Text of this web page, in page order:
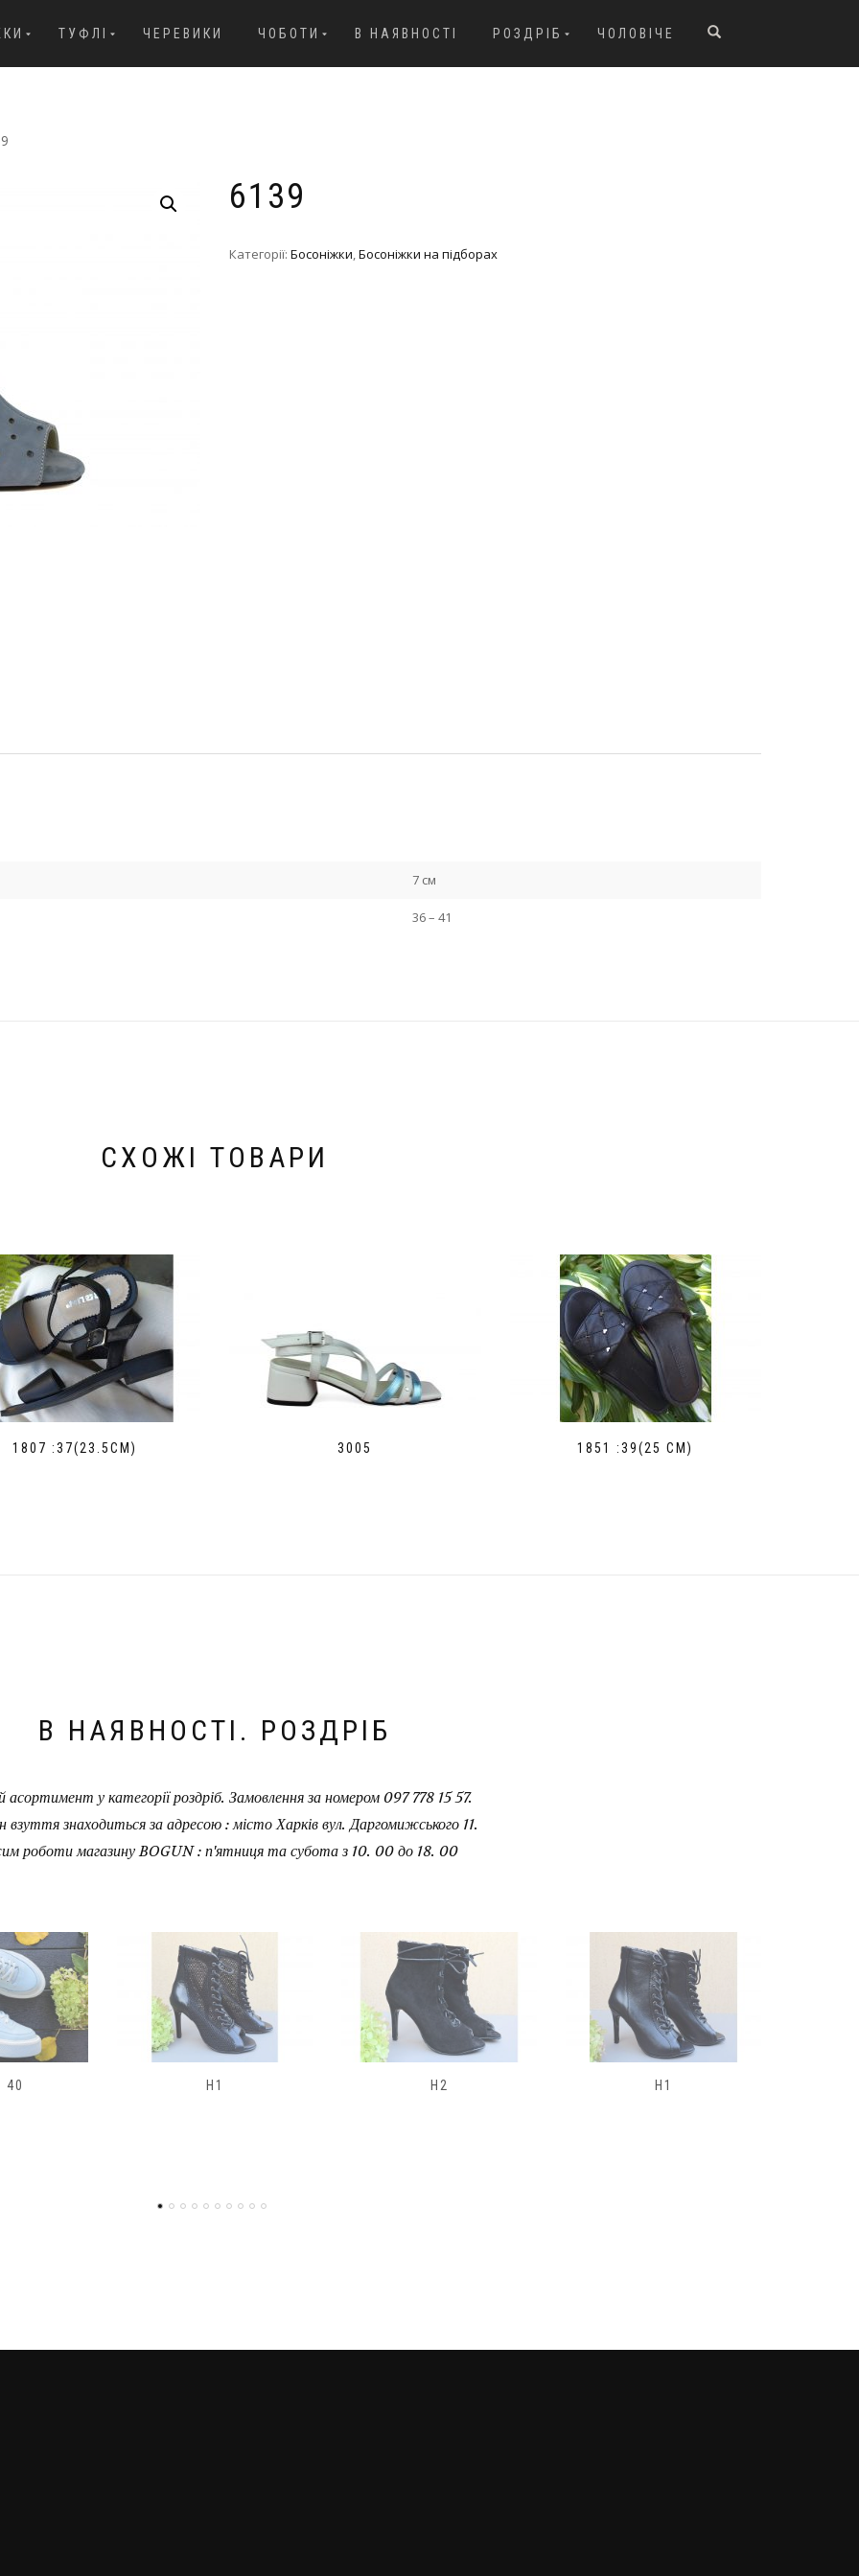
ТУФЛІ ЧЕРЕВИКИ ЧОБОТИ В НАЯВНОСТІ РОЗДРІБ ЧОЛОВІЧЕ
6139
Категорії: Босоніжки,Босоніжки на підборах
7 см
36 – 41
СХОЖІ ТОВАРИ
1807 :37(23.5СМ) 3005 1851 :39(25 СМ)
В НАЯВНОСТІ. РОЗДРІБ
асортимент у категорії роздріб. Замовлення за номером 097 778 15 57.
взуття знаходиться за адресою : місто Харків вул. Даргомижського 11.
роботи магазину BOGUN : п'ятниця та субота з 10. 00 до 18. 00
H2 H1 1863 :38(24.5СМ)